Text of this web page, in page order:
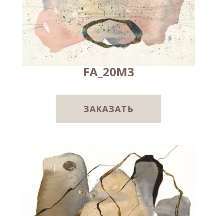
FA_20M3
ЗАКАЗАТЬ